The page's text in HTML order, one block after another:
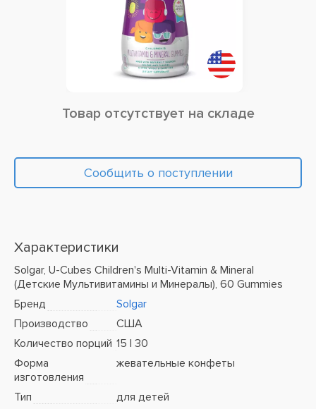
Товар отсутствует на складе
Сообщить о поступлении
Характеристики
Solgar, U-Cubes Children's Multi-Vitamin & Mineral
(Детские Мультивитамины и Минералы), 60 Gummies
Бренд
Solgar
Производство
США
Количество порций 15 | 30
Форма
изготовления
жевательные конфеты
Тип
для детей